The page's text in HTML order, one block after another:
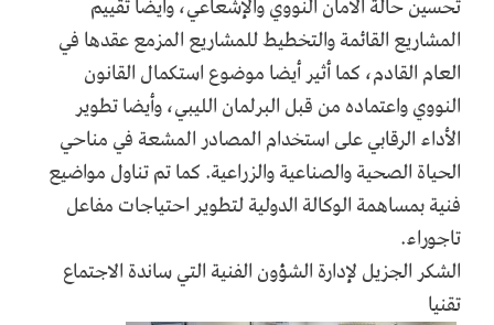
المشاريع القائمة والتخطيط للمشاريع المزمع عقدها في
العام القادم، كما أثير أيضا موضوع استكمال القانون
النووي واعتماده من قبل البرلمان الليبي، وأيضا تطوير
الأداء الرقابي على استخدام المصادر المشعة في مناحي
الحياة الصحية والصناعية والزراعية. كما تم تناول مواضيع
فنية بمساهمة الوكالة الدولية لتطوير احتياجات مفاعل
تاجوراء.
الشكر الجزيل لإدارة الشؤون الفنية التي ساندة الاجتماع
تقنيا